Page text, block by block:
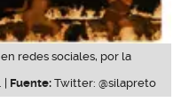
redes sociales, por la
Fuente: Twitter: @silapreto